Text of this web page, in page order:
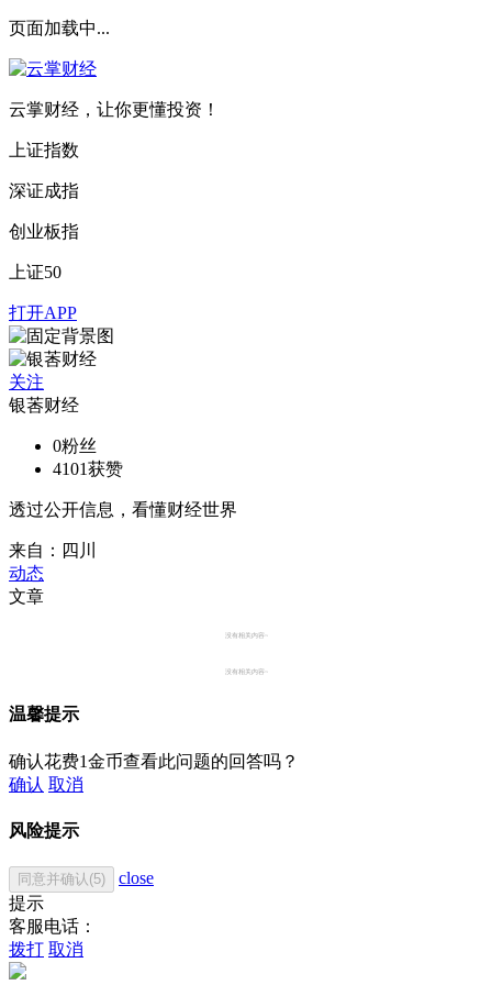
页面加载中...
云掌财经，让你更懂投资！
上证指数
深证成指
创业板指
上证50
打开APP
关注
银莕财经
0粉丝
4101获赞
透过公开信息，看懂财经世界
来自：四川
动态
文章
没有相关内容~
没有相关内容~
温馨提示
确认花费1金币查看此问题的回答吗？
确认 取消
风险提示
同意并确认(5)
close
提示
客服电话：
拨打 取消